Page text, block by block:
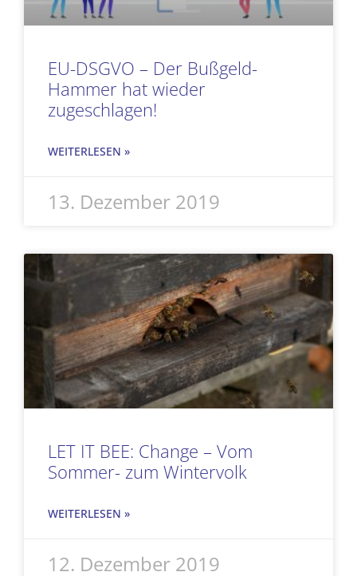
EU-DSGVO – Der Bußgeld-
Hammer hat wieder
zugeschlagen!
WEITERLESEN »
13. Dezember 2019
LET IT BEE: Change – Vom
Sommer- zum Wintervolk
WEITERLESEN »
12. Dezember 2019